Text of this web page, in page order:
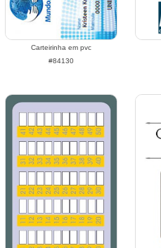
Carteirinha em pvc
#84130